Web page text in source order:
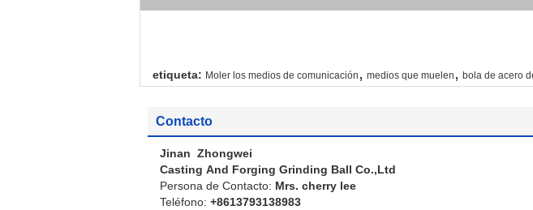
etiqueta: Moler los medios de comunicación , medios que muelen , bola de acero
Contacto
Jinan Zhongwei
Casting And Forging Grinding Ball Co.,Ltd
Persona de Contacto: Mrs. cherry lee
Teléfono: +8613793138983